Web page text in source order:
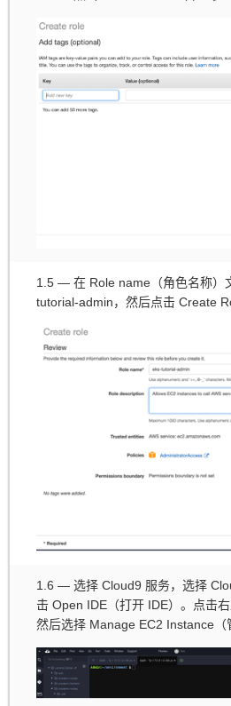
1.5 — 在 Role name（角色名称）
tutorial-admin，然后点击 Create
1.6 — 选择 Cloud9 服务，选择
击 Open IDE（打开 IDE）。点击右
然后选择 Manage EC2 Instance（